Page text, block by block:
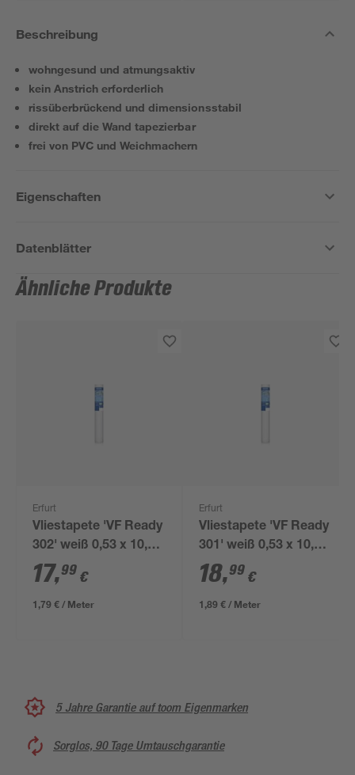
Beschreibung
wohngesund und atmungsaktiv
kein Anstrich erforderlich
rissüberbrückend und dimensionsstabil
direkt auf die Wand tapezierbar
frei von PVC und Weichmachern
Eigenschaften
Datenblätter
Ähnliche Produkte
Erfurt
Vliestapete 'VF Ready
302' weiß 0,53 x 10,05
m
17,99 €
1,79 € / Meter
Erfurt
Vliestapete 'VF Ready
301' weiß 0,53 x 10,05
m
18,99 €
1,89 € / Meter
5 Jahre Garantie auf toom Eigenmarken
Sorglos, 90 Tage Umtauschgarantie